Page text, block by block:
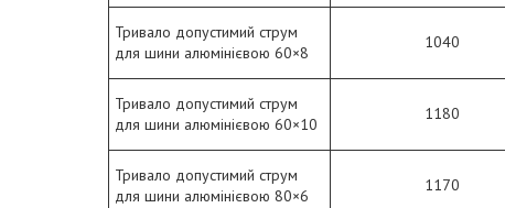
Тривало допустимий струм
для шини алюмінієвою 60×8
1040
Тривало допустимий струм
для шини алюмінієвою 60×10
1180
Тривало допустимий струм
для шини алюмінієвою 80×6
1170